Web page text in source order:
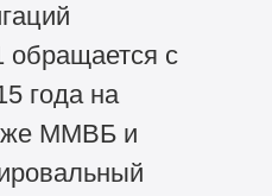
обращается с
года на
ММВБ и